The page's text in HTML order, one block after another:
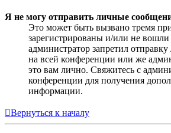
Я не могу отправить личные
Это может быть вызвано тремя
зарегистрированы и/или не
администратор запретил
на всей конференции или же
это вам лично. Свяжитесь с
конференции для получения
информации.
Вернуться к началу